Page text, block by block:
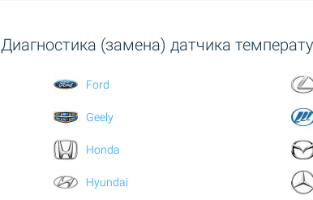
Диагностика (замена) датчика
Ford
Geely
Honda
Hyundai